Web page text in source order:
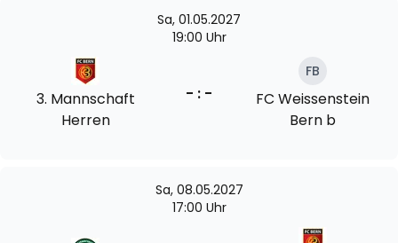
Sa, 01.05.2027
19:00 Uhr
3. Mannschaft
Herren
- : -
FB
FC Weissenstein
Bern b
Sa, 08.05.2027
17:00 Uhr